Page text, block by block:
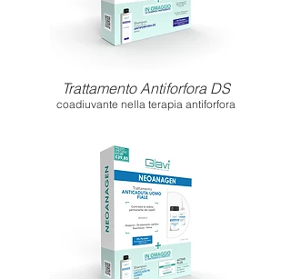
Trattamento Antiforfora DS
coadiuvante nella terapia antiforfora